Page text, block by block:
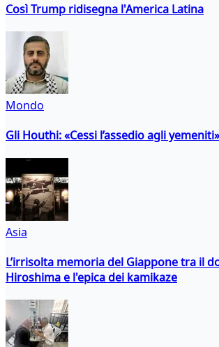
Così Trump ridisegna l'America Latina
Mondo
Gli Houthi: «Cessi l’assedio agli yemeniti»
Asia
L’irrisolta memoria del Giappone tra il
Hiroshima e l'epica dei kamikaze